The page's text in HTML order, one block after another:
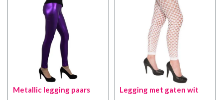
Metallic legging paars
Legging met gaten wit